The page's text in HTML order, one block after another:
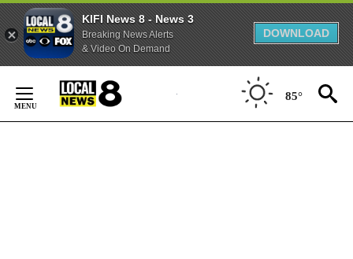
KIFI News 8 - News 3
Breaking News Alerts
& Video On Demand
DOWNLOAD
Content
85°